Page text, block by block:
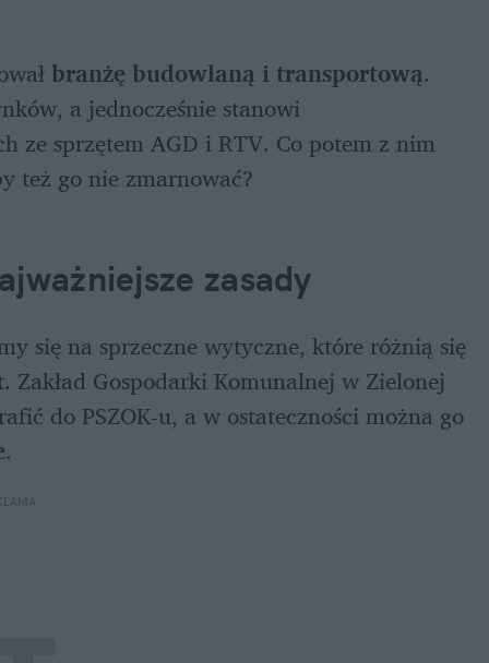
branżę budowlaną i transportową.
a jednocześnie stanowi
ze sprzętem AGD i RTV. Co potem z nim
też go nie zmarnować?
zasady
się na sprzeczne wytyczne, które różnią się
Gospodarki Komunalnej w Zielonej
do PSZOK-u, a w ostateczności można go
.